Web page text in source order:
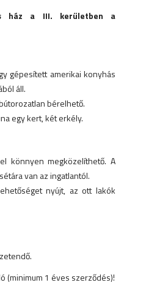
ház a III. kerületben a
gépesített amerikai konyhás
áll.
bérelhető.
egy kert, két erkély.
könnyen megközelíthető. A
van az ingatlantól.
nyújt, az ott lakók
(minimum 1 éves szerződés)!